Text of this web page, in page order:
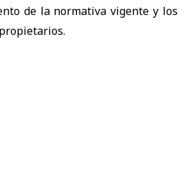
de la normativa vigente y los